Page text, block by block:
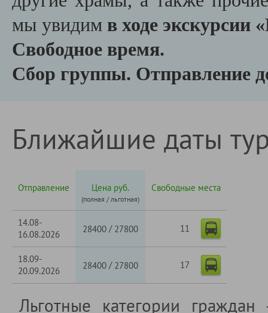
мы увидим в ходе экскурсии
Свободное время.
Сбор группы. Отправление
Ближайшие даты
Отправление Цена руб.
(полная / льготная)
Свободные места
14.08-
16.08.2026
28400 / 27800 11
18.09-
20.09.2026
28400 / 27800 17
Льготные категории